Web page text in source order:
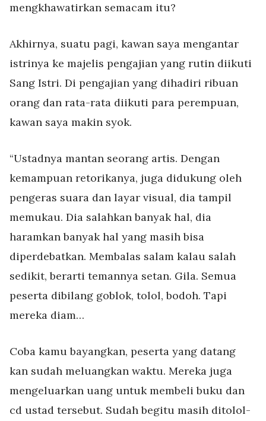
mengkhawatirkan semacam itu?
Akhirnya, suatu pagi, kawan saya mengantar
istrinya ke majelis pengajian yang rutin diikuti
Sang Istri. Di pengajian yang dihadiri ribuan
orang dan rata-rata diikuti para perempuan,
kawan saya makin syok.
“Ustadnya mantan seorang artis. Dengan
kemampuan retorikanya, juga didukung oleh
pengeras suara dan layar visual, dia tampil
memukau. Dia salahkan banyak hal, dia
haramkan banyak hal yang masih bisa
diperdebatkan. Membalas salam kalau salah
sedikit, berarti temannya setan. Gila. Semua
peserta dibilang goblok, tolol, bodoh. Tapi
mereka diam…
Coba kamu bayangkan, peserta yang datang
kan sudah meluangkan waktu. Mereka juga
mengeluarkan uang untuk membeli buku dan
cd ustad tersebut. Sudah begitu masih ditolol-